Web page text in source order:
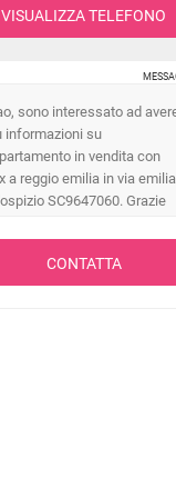
VISUALIZZA TELEFONO
CONTATTA